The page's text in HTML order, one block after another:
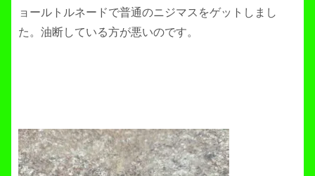
ョールトルネードで普通のニジマスをゲットしまし
た。油断している方が悪いのです。